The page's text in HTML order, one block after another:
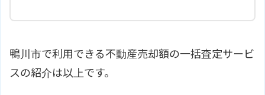
鴨川市で利用できる不動産売却額の一括査定サービ
スの紹介は以上です。